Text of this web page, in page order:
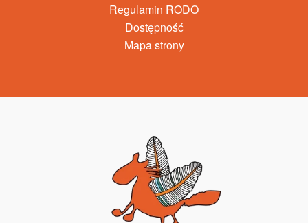
Regulamin RODO
Dostępność
Mapa strony